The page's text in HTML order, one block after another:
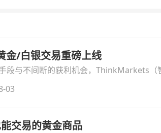
/白银交易重磅上线
段与不间断的获利机会，ThinkMarkets
次升级的核心交易品种、杠杆配置、支持软
03
交易的黄金商品